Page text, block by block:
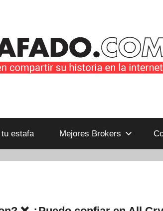
estafa Mejores Brokers